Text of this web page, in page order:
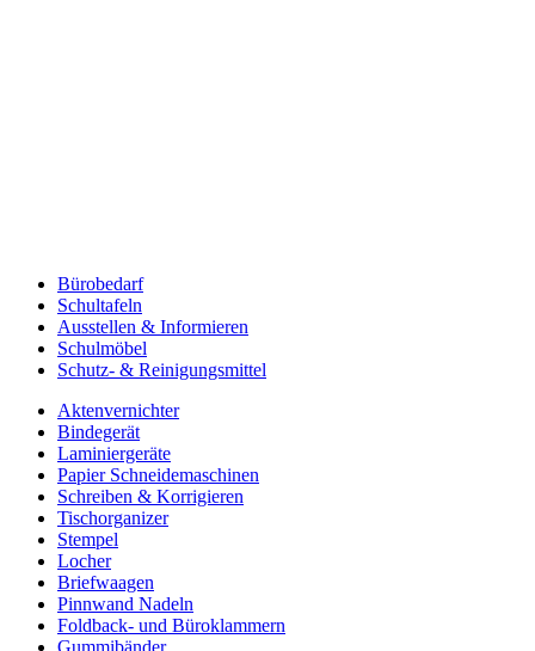
Bürobedarf
Schultafeln
Ausstellen & Informieren
Schulmöbel
Schutz- & Reinigungsmittel
Aktenvernichter
Bindegerät
Laminiergeräte
Papier Schneidemaschinen
Schreiben & Korrigieren
Tischorganizer
Stempel
Locher
Briefwaagen
Pinnwand Nadeln
Foldback- und Büroklammern
Gummibänder